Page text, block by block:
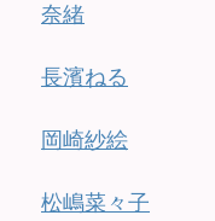
奈緒
長濱ねる
岡崎紗絵
松嶋菜々子